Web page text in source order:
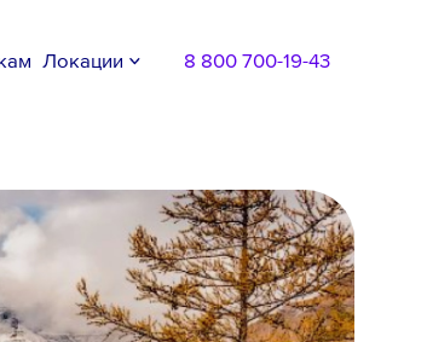
Локации 8 800 700-19-43